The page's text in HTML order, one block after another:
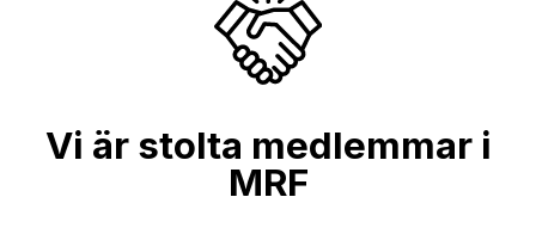
Vi är stolta medlemmar i
MRF